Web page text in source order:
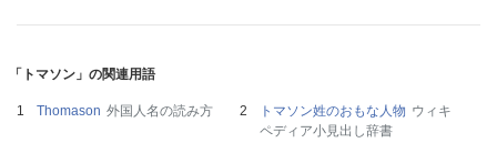
「トマソン」の関連用語
Thomason 外国人名の読み方 トマソン姓のおもな人物 ウィキ
ペディア小見出し辞書